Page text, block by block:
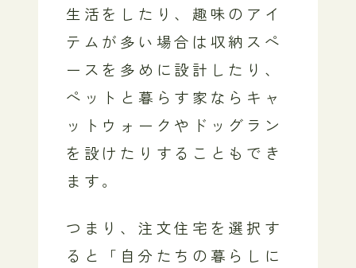
生活をしたり、趣味のアイ
テムが多い場合は収納スペ
ースを多めに設計したり、
ペットと暮らす家ならキャ
ットウォークやドッグラン
を設けたりすることもでき
ます。
つまり、注文住宅を選択す
ると「自分たちの暮らしに